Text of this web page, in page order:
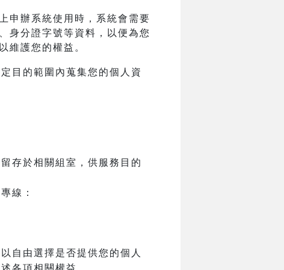
申辦系統使用時，系統會需要
身分證字號等資料，以便為您
維護您的權益。
目的範圍內蒐集您的個人資
存於相關組室，供服務目的
線：
自由選擇是否提供您的個人
各項相關權益。